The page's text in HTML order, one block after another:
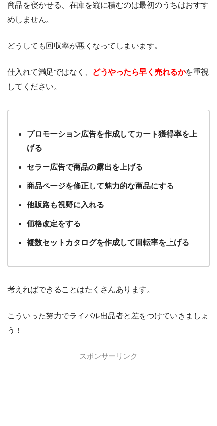
商品を寝かせる、在庫を縦に積むのは最初のうちはおすす
めしません。
どうしても回収率が悪くなってしまいます。
仕入れて満足ではなく、 どうやったら早く売れるかを重視
してください。
プロモーション広告を作成してカート獲得率を上
げる
セラー広告で商品の露出を上げる
商品ページを修正して魅力的な商品にする
他販路も視野に入れる
価格改定をする
複数セットカタログを作成して回転率を上げる
考えればできることはたくさんあります。
こういった努力でライバル出品者と差をつけていきましょ
う！
スポンサーリンク